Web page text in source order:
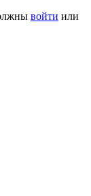
войти или